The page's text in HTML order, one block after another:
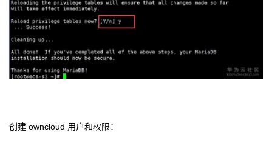
创建 owncloud 用户和权限：